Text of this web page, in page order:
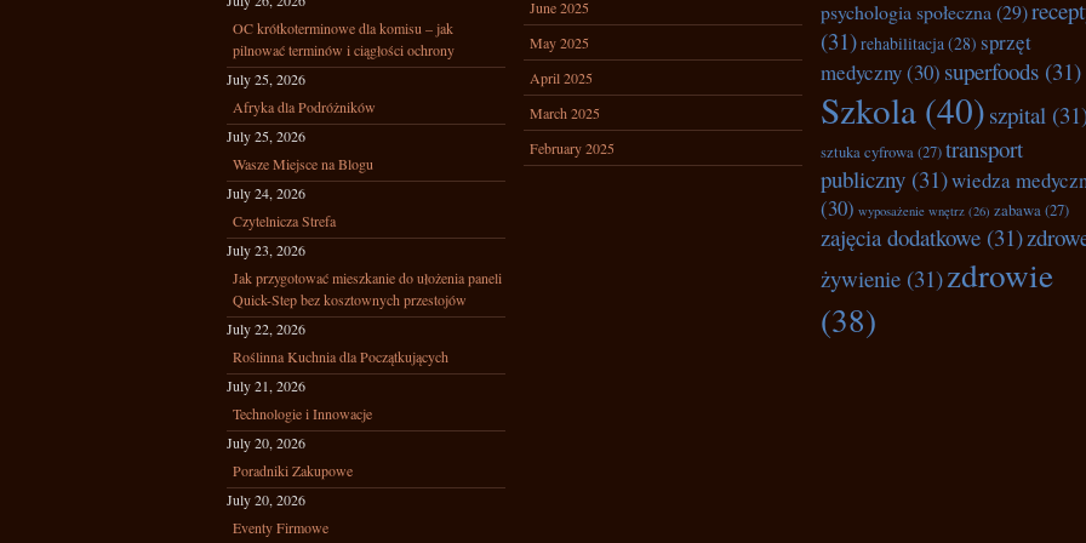
OC krótkoterminowe dla komisu – jak
pilnować terminów i ciągłości ochrony
July 25, 2026
Afryka dla Podróżników
July 25, 2026
Wasze Miejsce na Blogu
July 24, 2026
Czytelnicza Strefa
July 23, 2026
Jak przygotować mieszkanie do ułożenia paneli
Quick-Step bez kosztownych przestojów
July 22, 2026
Roślinna Kuchnia dla Początkujących
July 21, 2026
Technologie i Innowacje
July 20, 2026
Poradniki Zakupowe
July 20, 2026
Eventy Firmowe
June 2025
May 2025
April 2025
March 2025
February 2025
psychologia społeczna (29)
(31)rehabilitacja(28) sprzęt
medyczny(30) superfoods (31)
Szkola (40) szpital
sztuka cyfrowa(27)transport
publiczny (31)wiedza
(30) wyposażenie wnętrz (26) zabawa(27)
zajęcia dodatkowe (31)
żywienie (31)zdrowie
(38)